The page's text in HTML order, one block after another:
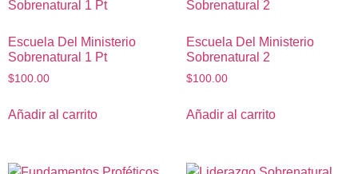
Escuela Del Ministerio
Sobrenatural 1 Pt
$100.00
Añadir al carrito
Escuela Del Ministerio
Sobrenatural 2
$100.00
Añadir al carrito